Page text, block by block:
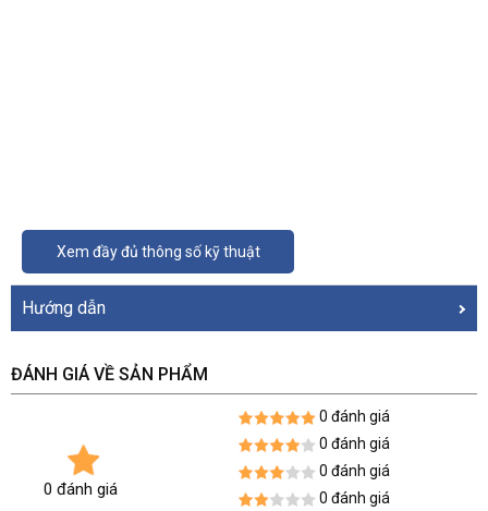
Xem đầy đủ thông số kỹ thuật
Hướng dẫn
ĐÁNH GIÁ VỀ SẢN PHẨM
0 đánh giá
0 đánh giá
0 đánh giá
0 đánh giá
0 đánh giá